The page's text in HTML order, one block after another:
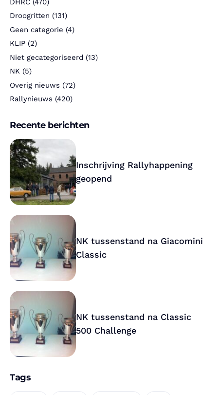
Droogritten (131)
Geen categorie (4)
KLIP (2)
Niet gecategoriseerd (13)
NK (5)
Overig nieuws (72)
Rallynieuws (420)
Recente berichten
Inschrijving Rallyhappening
geopend
NK tussenstand na Giacomini
Classic
NK tussenstand na Classic
500 Challenge
Tags